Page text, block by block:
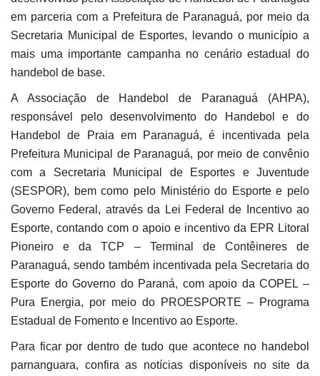
em parceria com a Prefeitura de Paranaguá, por meio da
Secretaria Municipal de Esportes, levando o município a
mais uma importante campanha no cenário estadual do
handebol de base.
A Associação de Handebol de Paranaguá (AHPA),
responsável pelo desenvolvimento do Handebol e do
Handebol de Praia em Paranaguá, é incentivada pela
Prefeitura Municipal de Paranaguá, por meio de convênio
com a Secretaria Municipal de Esportes e Juventude
(SESPOR), bem como pelo Ministério do Esporte e pelo
Governo Federal, através da Lei Federal de Incentivo ao
Esporte, contando com o apoio e incentivo da EPR Litoral
Pioneiro e da TCP – Terminal de Contêineres de
Paranaguá, sendo também incentivada pela Secretaria do
Esporte do Governo do Paraná, com apoio da COPEL –
Pura Energia, por meio do PROESPORTE – Programa
Estadual de Fomento e Incentivo ao Esporte.
Para ficar por dentro de tudo que acontece no handebol
parnanguara, confira as notícias disponíveis no site da